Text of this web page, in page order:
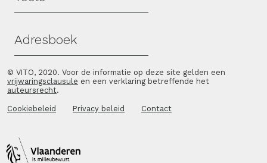
Adresboek
© VITO, 2020. Voor de informatie op deze site gelden een
vrijwaringsclausule en een verklaring betreffende het
auteursrecht.
Cookiebeleid Privacy beleid Contact